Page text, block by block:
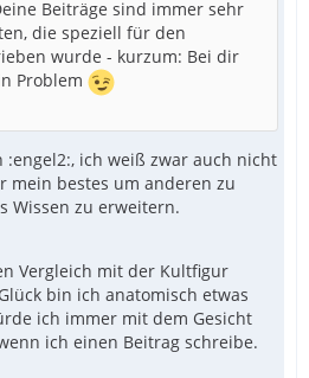
Beiträge sind immer sehr
die speziell für den
wurde - kurzum: Bei dir
Problem
:engel2:, ich weiß zwar auch nicht
mein bestes um anderen zu
Wissen zu erweitern.
Vergleich mit der Kultfigur
bin ich anatomisch etwas
ich immer mit dem Gesicht
ich einen Beitrag schreibe.